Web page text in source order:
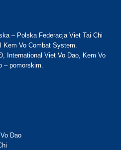
– Polska Federacja Viet Tai Chi
Kem Vo Combat System.
International Viet Vo Dao, Kem Vo
– pomorskim.
Dao